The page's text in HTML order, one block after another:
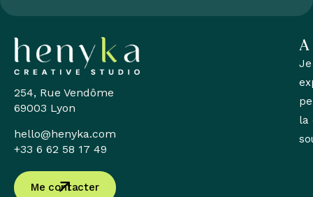
254, Rue Vendôme
69003 Lyon
hello@henyka.com
+33 6 62 58 17 49
Me contacter
A
la